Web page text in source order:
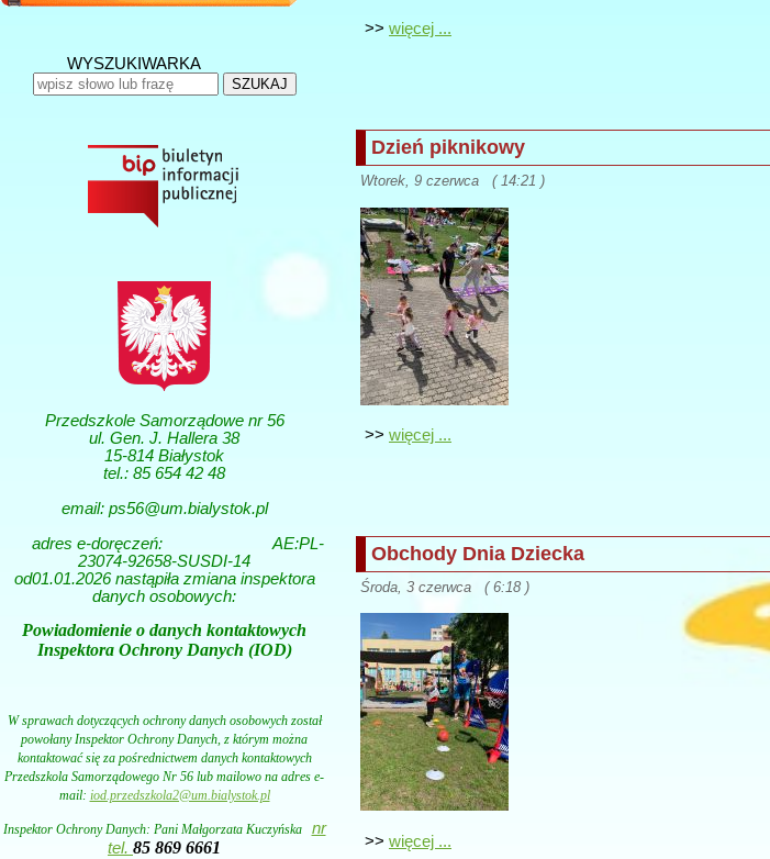
WYSZUKIWARKA
SZUKAJ
Przedszkole Samorządowe nr 56
ul. Gen. J. Hallera 38
15-814 Białystok
tel.: 85 654 42 48
email: ps56@um.bialystok.pl
adres e-doręczeń:AE:PL-
23074-92658-SUSDI-14
od01.01.2026 nastąpiła zmiana inspektora
danych osobowych:
Powiadomienie o danych kontaktowych
Inspektora Ochrony Danych (IOD)
W sprawach dotyczących ochrony danych osobowych został
powołany Inspektor Ochrony Danych, z którym można
kontaktować się za pośrednictwem danych kontaktowych
Przedszkola Samorządowego Nr 56 lub mailowo na adres e-
mail: iod.przedszkola2@um.bialystok.pl
Inspektor Ochrony Danych: Pani Małgorzata Kuczyńska nr
tel. 85 869 6661
>> więcej ...
Dzień piknikowy
Wtorek, 9 czerwca ( 14:21 )
>> więcej ...
Obchody Dnia Dziecka
Środa, 3 czerwca ( 6:18 )
>> więcej ...